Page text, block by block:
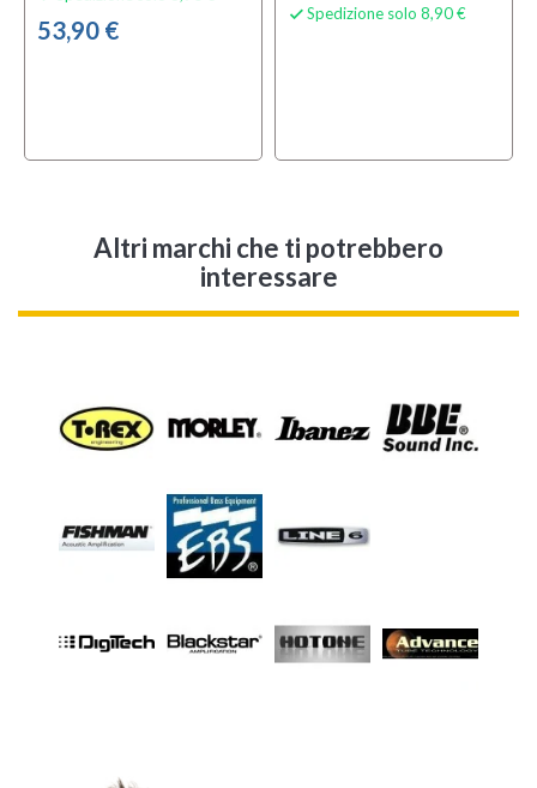
53,90 €
 Spedizione solo 8,90 €
Altri marchi che ti potrebbero
interessare